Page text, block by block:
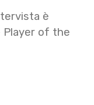
è
Player of the